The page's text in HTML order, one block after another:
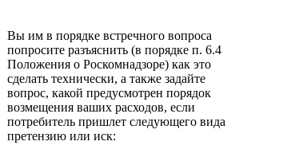
Вы им в порядке встречного вопроса
попросите разъяснить (в порядке п. 6.4
Положения о Роскомнадзоре) как это
сделать технически, а также задайте
вопрос, какой предусмотрен порядок
возмещения ваших расходов, если
потребитель пришлет следующего вида
претензию или иск: